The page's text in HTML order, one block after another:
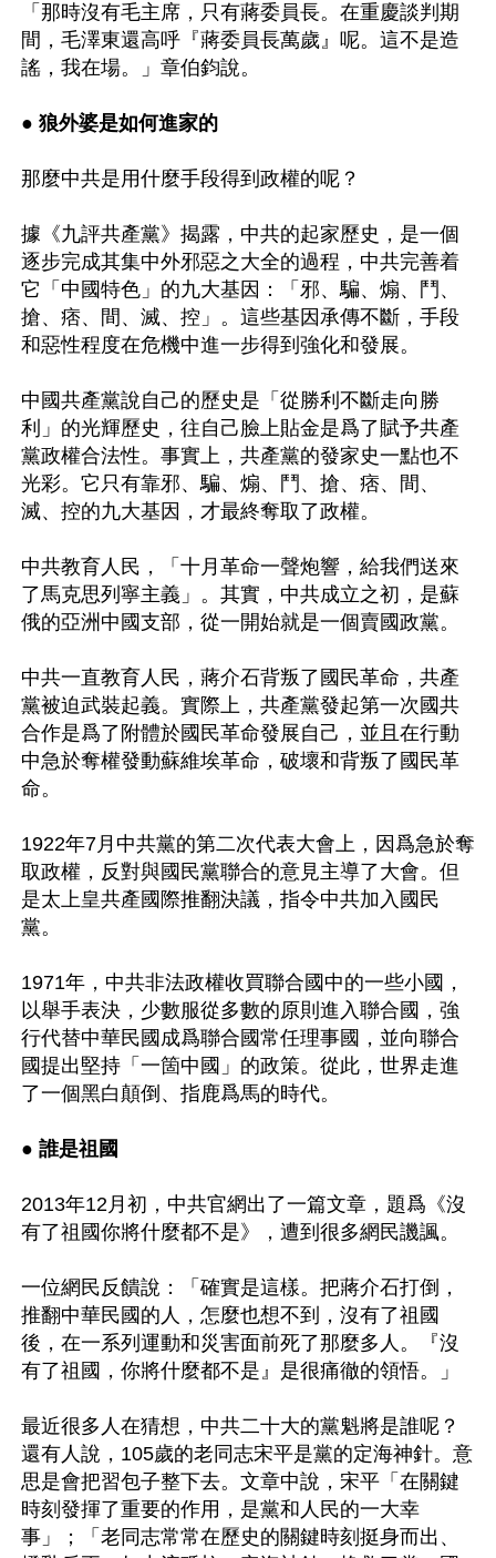
「那時沒有毛主席，只有蔣委員長。在重慶談判期
間，毛澤東還高呼『蔣委員長萬歲』呢。這不是造
謠，我在場。」章伯鈞說。
● 狼外婆是如何進家的
那麼中共是用什麼手段得到政權的呢？
據《九評共產黨》揭露，中共的起家歷史，是一個
逐步完成其集中外邪惡之大全的過程，中共完善着
它「中國特色」的九大基因：「邪、騙、煽、鬥、
搶、痞、間、滅、控」。這些基因承傳不斷，手段
和惡性程度在危機中進一步得到強化和發展。
中國共產黨說自己的歷史是「從勝利不斷走向勝
利」的光輝歷史，往自己臉上貼金是爲了賦予共產
黨政權合法性。事實上，共產黨的發家史一點也不
光彩。它只有靠邪、騙、煽、鬥、搶、痞、間、
滅、控的九大基因，才最終奪取了政權。
中共教育人民，「十月革命一聲炮響，給我們送來
了馬克思列寧主義」。其實，中共成立之初，是蘇
俄的亞洲中國支部，從一開始就是一個賣國政黨。
中共一直教育人民，蔣介石背叛了國民革命，共產
黨被迫武裝起義。實際上，共產黨發起第一次國共
合作是爲了附體於國民革命發展自己，並且在行動
中急於奪權發動蘇維埃革命，破壞和背叛了國民革
命。
1922年7月中共黨的第二次代表大會上，因爲急於奪
取政權，反對與國民黨聯合的意見主導了大會。但
是太上皇共產國際推翻決議，指令中共加入國民
黨。
1971年，中共非法政權收買聯合國中的一些小國，
以舉手表決，少數服從多數的原則進入聯合國，強
行代替中華民國成爲聯合國常任理事國，並向聯合
國提出堅持「一箇中國」的政策。從此，世界走進
了一個黑白顛倒、指鹿爲馬的時代。
● 誰是祖國
2013年12月初，中共官網出了一篇文章，題爲《沒
有了祖國你將什麼都不是》，遭到很多網民譏諷。
一位網民反饋說：「確實是這樣。把蔣介石打倒，
推翻中華民國的人，怎麼也想不到，沒有了祖國
後，在一系列運動和災害面前死了那麼多人。『沒
有了祖國，你將什麼都不是』是很痛徹的領悟。」
最近很多人在猜想，中共二十大的黨魁將是誰呢？
還有人說，105歲的老同志宋平是黨的定海神針。意
思是會把習包子整下去。文章中說，宋平「在關鍵
時刻發揮了重要的作用，是黨和人民的一大幸
事」；「老同志常常在歷史的關鍵時刻挺身而出、